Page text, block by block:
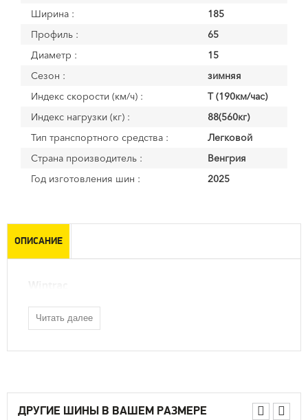
Ширина :
185
Профиль :
65
Диаметр :
15
Сезон :
зимняя
Индекс скорости (км/ч) :
T (190км/час)
Индекс нагрузки (кг) :
88(560кг)
Тип транспортного средства :
Легковой
Страна производитель :
Венгрия
Год изготовления шин :
2025
ОПИСАНИЕ
Читать далее
ДРУГИЕ ШИНЫ В ВАШЕМ РАЗМЕРЕ